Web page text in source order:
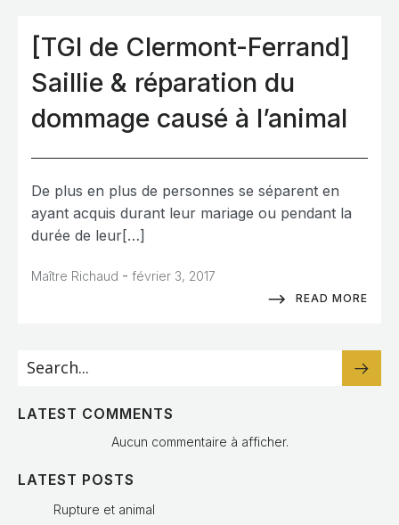
[TGI de Clermont-Ferrand]
Saillie & réparation du
dommage causé à l’animal
De plus en plus de personnes se séparent en
ayant acquis durant leur mariage ou pendant la
durée de leur[…]
Maître Richaud - février 3, 2017
READ MORE
LATEST COMMENTS
Aucun commentaire à afficher.
LATEST POSTS
Rupture et animal